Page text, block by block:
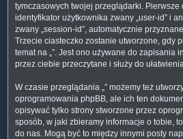
tymczasowych twojej przeglądarki.
identyfikator użytkownika zwany „user-id” i
zwany „session-id”, automatycznie
Trzecie ciasteczko zostanie utworzone, gdy
temat na „”. Jest ono używane do zapisania
przez ciebie przeczytane i służy do
W czasie przeglądania „” możemy też
oprogramowania phpBB, ale ich ten
opisywać tylko strony stworzone przez
sposób, w jaki zbieramy informacje o tobie,
do nas. Mogą być to między innymi posty